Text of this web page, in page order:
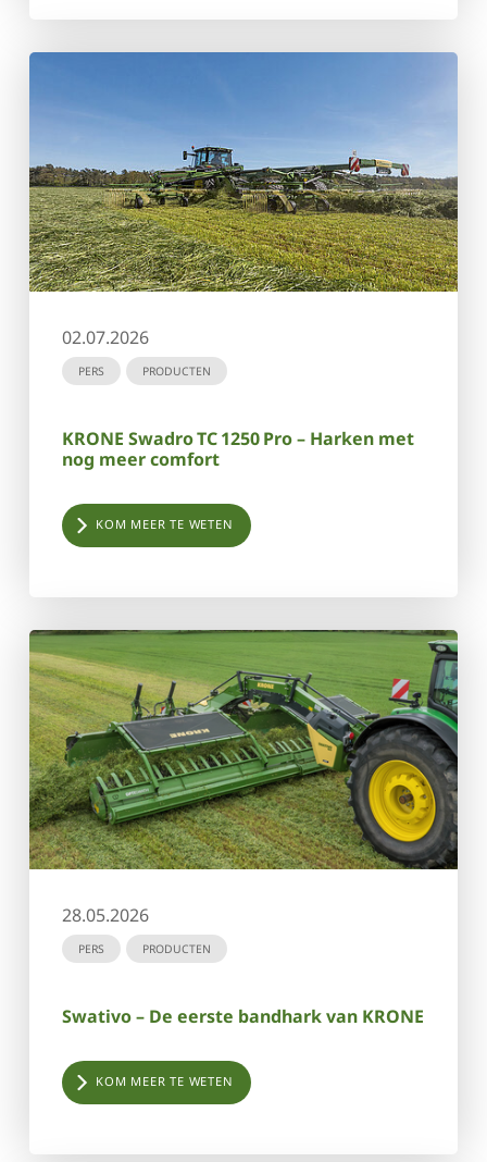
02.07.2026
PERS PRODUCTEN
KRONE Swadro TC 1250 Pro – Harken met
nog meer comfort
KOM MEER TE WETEN
28.05.2026
PERS PRODUCTEN
Swativo – De eerste bandhark van KRONE
KOM MEER TE WETEN